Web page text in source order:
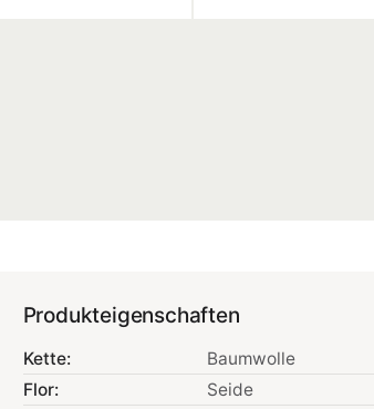
Produkteigenschaften
Kette:
Baumwolle
Flor:
Seide